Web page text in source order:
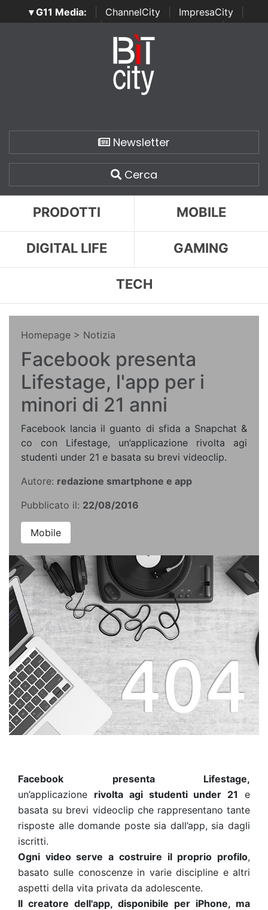
▾ G11 Media: ChannelCity ImpresaCity
SecurityOpenLab | Italian Channel Awards | Italian
Italian Security Awards
Newsletter
Cerca
PRODOTTI MOBILE
DIGITAL LIFE GAMING
TECH
Homepage > Notizia
Facebook presenta
Lifestage, l'app per i
minori di 21 anni
Facebook lancia il guanto di sfida a Snapchat &
co con Lifestage, un’applicazione rivolta agi
studenti under 21 e basata su brevi videoclip.
Autore: redazione smartphone e app
Pubblicato il: 22/08/2016
Mobile
Facebook presenta Lifestage,
un’applicazione rivolta agi studenti under 21
e
basata su brevi videoclip che rappresentano tante
risposte alle domande poste sia dall’app, sia dagli
iscritti.
Ogni video serve a costruire il proprio profilo,
basato sulle conoscenze in varie discipline e altri
aspetti della vita privata da adolescente.
Il creatore dell'app, disponibile per iPhone, ma